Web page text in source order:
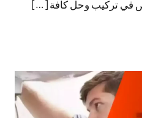
في تركيب وحل كافة […]